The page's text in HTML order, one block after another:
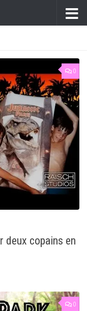
0
deux copains en
0